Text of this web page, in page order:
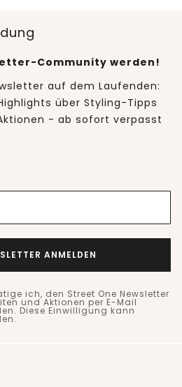
Community werden!
auf dem Laufenden:
über Styling-Tipps
- ab sofort verpasst
ANMELDEN
ich, den Street One Newsletter
und Aktionen per E-Mail
Diese Einwilligung kann